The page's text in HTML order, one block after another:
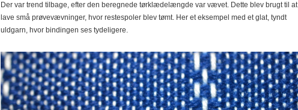
Der var trend tilbage, efter den beregnede tørklædelængde var vævet. Dette blev brugt til at
lave små prøvevævninger, hvor restespoler blev tømt. Her et eksempel med et glat, tyndt
uldgarn, hvor bindingen ses tydeligere.